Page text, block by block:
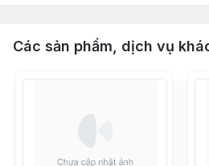
Các sản phẩm, dịch vụ